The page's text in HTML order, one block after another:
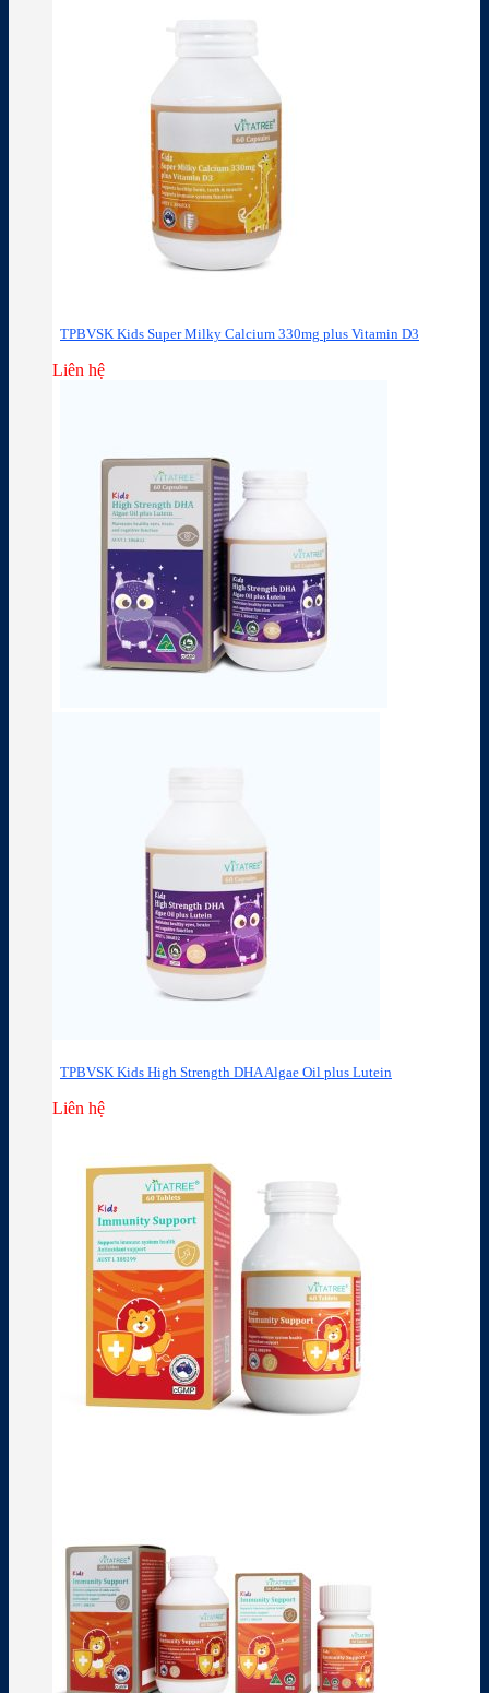
TPBVSK Kids Super Milky Calcium 330mg plus Vitamin D3
Liên hệ
TPBVSK Kids High Strength DHA Algae Oil plus Lutein
Liên hệ